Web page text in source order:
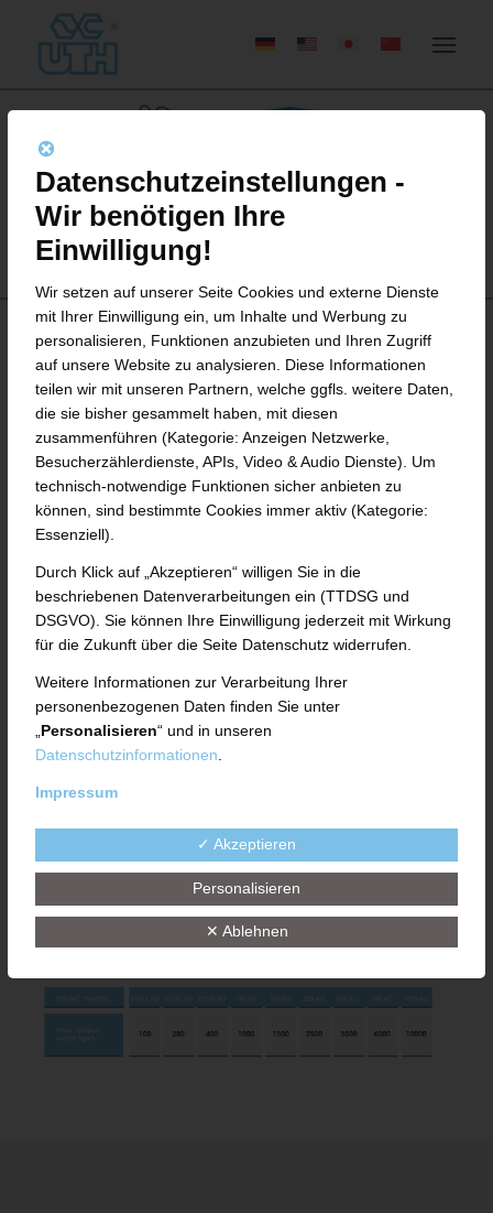
ADD-ON-VERSION
Die roll-ex® Zahnradpumpen-Technologie
Zahnradpumpen für Kautschuk als modulare
Basiseinheit für die Kombination mit einer
Vielzahl von Fütteraggregaten und
Zubehöreinrichtungen. Eine flexible Anbindung
Datenschutzeinstellungen -
Wir benötigen Ihre
Einwilligung!
Wir setzen auf unserer Seite Cookies und externe Dienste
mit Ihrer Einwilligung ein, um Inhalte und Werbung zu
personalisieren, Funktionen anzubieten und Ihren Zugriff
auf unsere Website zu analysieren. Diese Informationen
teilen wir mit unseren Partnern, welche ggfls. weitere Daten,
die sie bisher gesammelt haben, mit diesen
zusammenführen (Kategorie: Anzeigen Netzwerke,
Besucherzählerdienste, APIs, Video & Audio Dienste). Um
technisch-notwendige Funktionen sicher anbieten zu
können, sind bestimmte Cookies immer aktiv (Kategorie:
Essenziell).
Durch Klick auf „Akzeptieren“ willigen Sie in die
beschriebenen Datenverarbeitungen ein (TTDSG und
DSGVO). Sie können Ihre Einwilligung jederzeit mit Wirkung
für die Zukunft über die Seite Datenschutz widerrufen.
Weitere Informationen zur Verarbeitung Ihrer
personenbezogenen Daten finden Sie unter
„Personalisieren“ und in unseren
Datenschutzinformationen.
Impressum
✓ Akzeptieren
Personalisieren
✕ Ablehnen